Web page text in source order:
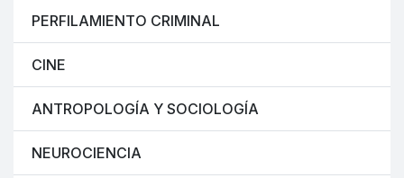
PERFILAMIENTO CRIMINAL
CINE
ANTROPOLOGÍA Y SOCIOLOGÍA
NEUROCIENCIA